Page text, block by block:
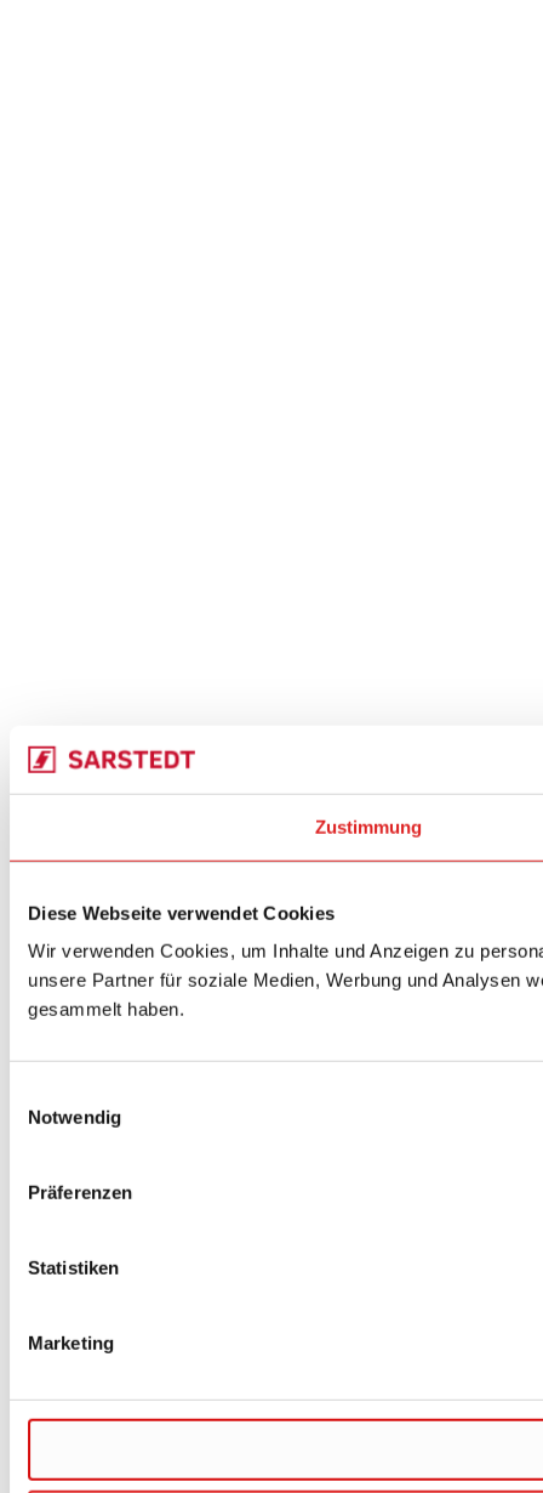
Zustimmung
Diese Webseite verwendet Cookies
Wir verwenden Cookies, um Inhalte und Anzeigen zu
unsere Partner für soziale Medien, Werbung und Analysen
gesammelt haben.
Notwendig
Präferenzen
Statistiken
Marketing